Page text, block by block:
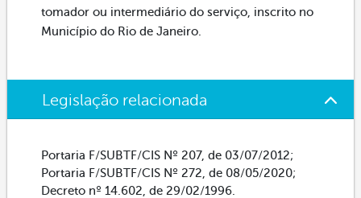
tomador ou intermediário do serviço, inscrito no
Município do Rio de Janeiro.
Legislação relacionada
Portaria F/SUBTF/CIS Nº 207, de 03/07/2012;
Portaria F/SUBTF/CIS Nº 272, de 08/05/2020;
Decreto nº 14.602, de 29/02/1996.